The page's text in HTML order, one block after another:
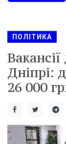
ПОЛІТИКА
Дніпрі:
26 000